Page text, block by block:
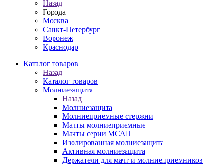
Назад
Города
Москва
Санкт-Петербург
Воронеж
Краснодар
Каталог товаров
Назад
Каталог товаров
Молниезащита
Назад
Молниезащита
Молниеприемные стержни
Мачты молниеприемные
Мачты серии МСАП
Изолированная молниезащита
Активная молниезащита
Держатели для мачт и молниеприемников